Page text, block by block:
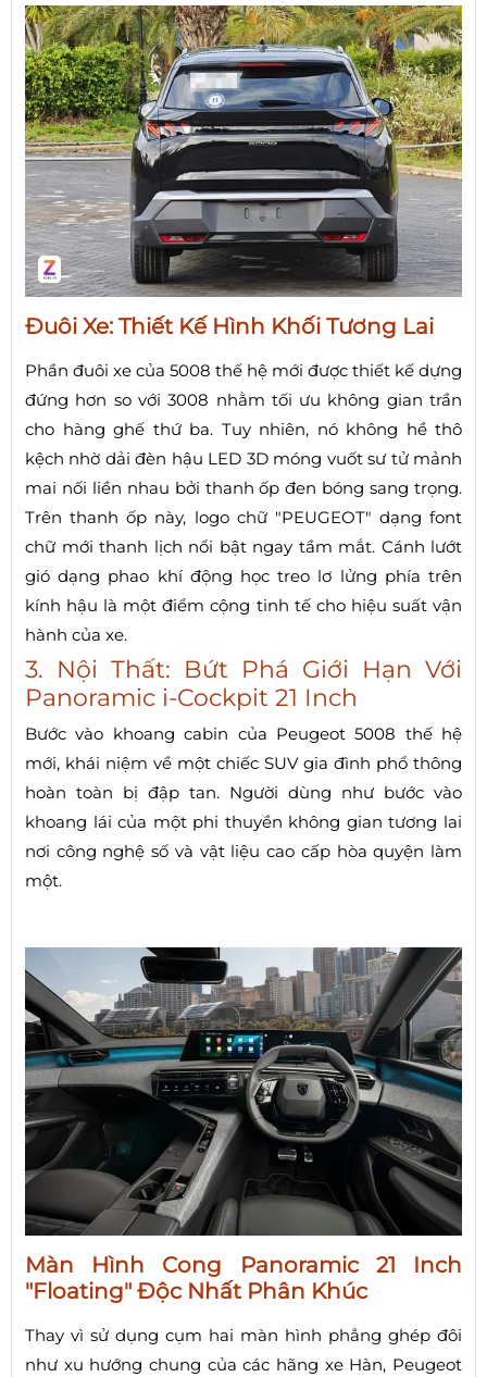
Đuôi Xe: Thiết Kế Hình Khối Tương Lai
Phần đuôi xe của 5008 thế hệ mới được thiết kế dựng
đứng hơn so với 3008 nhằm tối ưu không gian trần
cho hàng ghế thứ ba. Tuy nhiên, nó không hề thô
kệch nhờ dải đèn hậu LED 3D móng vuốt sư tử mảnh
mai nối liền nhau bởi thanh ốp đen bóng sang trọng.
Trên thanh ốp này, logo chữ "PEUGEOT" dạng font
chữ mới thanh lịch nổi bật ngay tầm mắt. Cánh lướt
gió dạng phao khí động học treo lơ lửng phía trên
kính hậu là một điểm cộng tinh tế cho hiệu suất vận
hành của xe.
3. Nội Thất: Bứt Phá Giới Hạn Với
Panoramic i-Cockpit 21 Inch
Bước vào khoang cabin của Peugeot 5008 thế hệ
mới, khái niệm về một chiếc SUV gia đình phổ thông
hoàn toàn bị đập tan. Người dùng như bước vào
khoang lái của một phi thuyền không gian tương lai
nơi công nghệ số và vật liệu cao cấp hòa quyện làm
một.
Màn Hình Cong Panoramic 21 Inch
"Floating" Độc Nhất Phân Khúc
Thay vì sử dụng cụm hai màn hình phẳng ghép đôi
như xu hướng chung của các hãng xe Hàn, Peugeot